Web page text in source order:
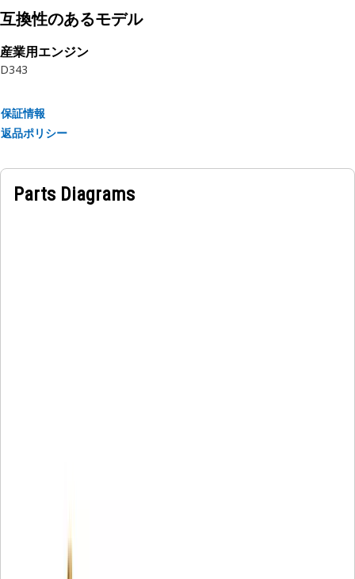
互換性のあるモデル
産業用エンジン
D343
保証情報
返品ポリシー
Parts Diagrams